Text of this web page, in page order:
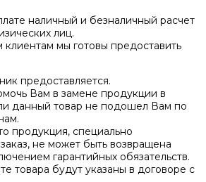
наличный и безналичный расчет
лиц.
мы готовы предоставить
предоставляется.
Вам в замене продукции в
данный товар не подошел Вам по
продукция, специально
не может быть возвращена
гарантийных обязательств.
товара будут указаны в договоре с